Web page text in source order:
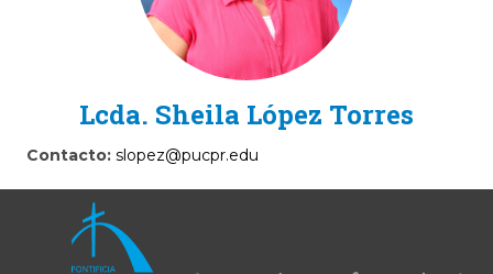
Lcda. Sheila López Torres
Contacto: slopez@pucpr.edu